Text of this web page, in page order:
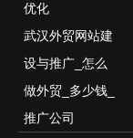
优化
武汉外贸网站建
设与推广_怎么
做外贸_多少钱_
推广公司